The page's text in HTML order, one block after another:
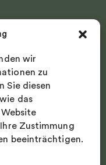
wir
zu
Sie diesen
das
Zustimmung
beeinträchtigen.